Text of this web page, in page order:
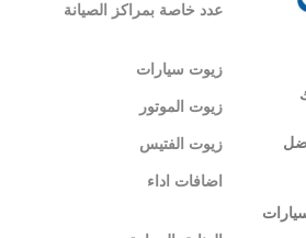
عدد خاصة بمراكز الصيانة
زيوت سيارات
زيوت الموتور
زيوت الفتيس
اضافات اداء